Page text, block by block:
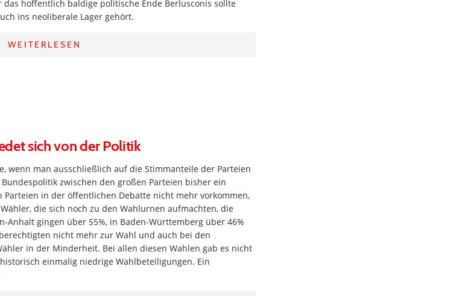
hoffentlich baldige politische Ende Berlusconis sollte
ins neoliberale Lager gehört.
WEITERLESEN
sich von der Politik
wenn man ausschließlich auf die Stimmanteile der Parteien
zwischen den großen Parteien bisher ein
in der öffentlichen Debatte nicht mehr vorkommen,
die sich noch zu den Wahlurnen aufmachten, die
Anhalt gingen über 55%, in Baden-Württemberg über 46%
nicht mehr zur Wahl und auch bei den
in der Minderheit. Bei allen diesen Wahlen gab es nicht
einmalig niedrige Wahlbeteiligungen. Ein